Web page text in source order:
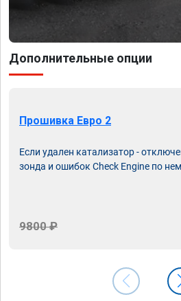
Дополнительные опции
Прошивка Евро 2
Если удален катализатор -
зонда и ошибок Check Engine по
9800 ₽